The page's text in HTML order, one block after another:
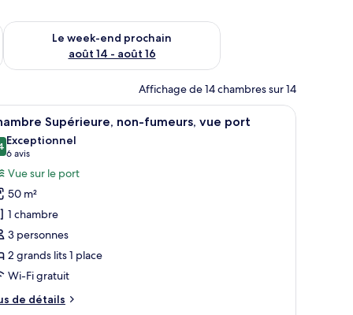
août 7 - août 9
Le week-end prochain
août 14 - août 16
Vérifier la disponibilité pour le week-end prochain août 14 -
Affichage de 14 chambres sur 14
table basse et un verre de vin.
:
Une table à manger avec un vase en verre,
10 Supérieure, non-fumeurs, vue port
sur 10
Exceptionnel
6 avis
(6 avis)
Vue sur le port
50 m²
1 chambre
3 personnes
2 grands lits 1 place
Wi-Fi gratuit
de détails